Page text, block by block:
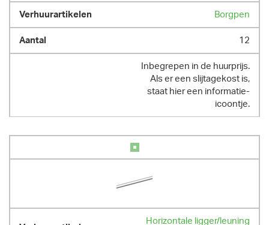
Borgpen
12
Inbegrepen in de huurprijs.
Als er een slijtagekost is,
staat hier een informatie-
icoontje.
Horizontale ligger/leuning